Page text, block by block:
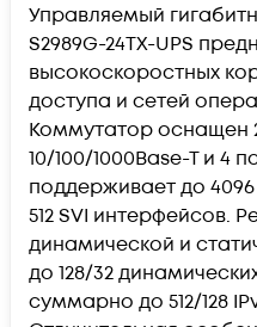
Управляемый
S2989G-24TX-UPS
высокоскоростных
доступа и сетей
Коммутатор оснащен
10/100/1000Base-T и 4
поддерживает до 4096
512 SVI интерфейсов.
динамической и
до 128/32
суммарно до 512/128